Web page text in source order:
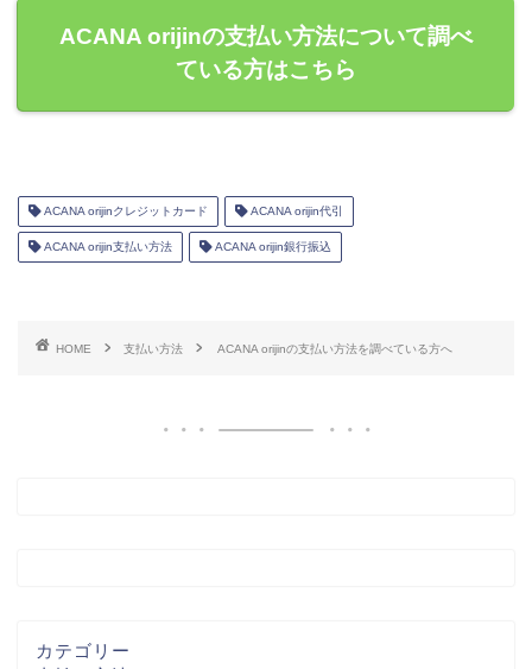
ACANA orijinの支払い方法について調べ
ている方はこちら
ACANA orijinクレジットカード ACANA orijin代引
ACANA orijin支払い方法 ACANA orijin銀行振込
HOME 支払い方法 ACANA orijinの支払い方法を調べている方へ
カテゴリー